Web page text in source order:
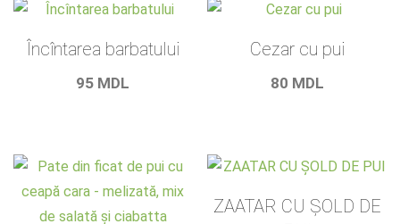
Încîntarea barbatului
95 MDL
Cezar cu pui
80 MDL
ZAATAR CU ȘOLD DE